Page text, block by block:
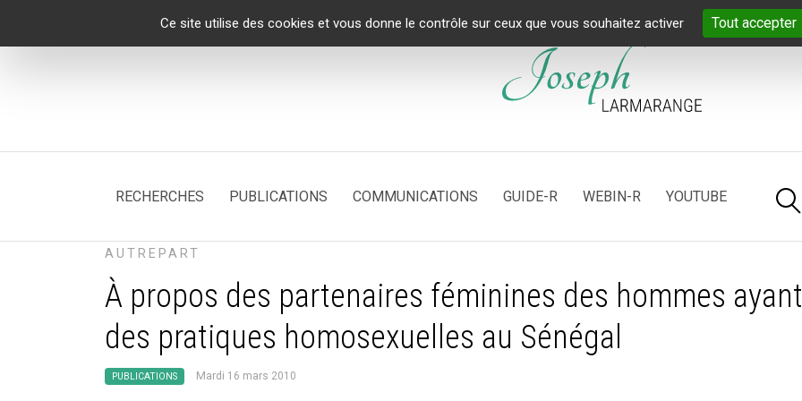
Ce site utilise des cookies et vous donne le contrôle sur ceux que vous souhaitez activer Tout accepter
RECHERCHES PUBLICATIONS COMMUNICATIONS GUIDE-R WEBIN-R YOUTUBE
AUTREPART
À propos des partenaires féminines des hommes ayant
des pratiques homosexuelles au Sénégal
PUBLICATIONS Mardi 16 mars 2010